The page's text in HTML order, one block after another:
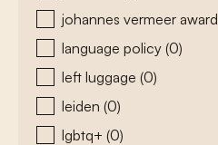
johannes vermeer award
language policy (0)
left luggage (0)
leiden (0)
lgbtq+ (0)